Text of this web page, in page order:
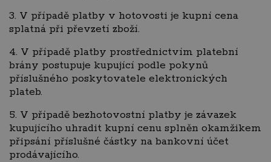
3. V případě platby v hotovosti je kupní cena
splatná při převzetí zboží.
4. V případě platby prostřednictvím platební
brány postupuje kupující podle pokynů
příslušného poskytovatele elektronických
plateb.
5. V případě bezhotovostní platby je závazek
kupujícího uhradit kupní cenu splněn okamžikem
připsání příslušné částky na bankovní účet
prodávajícího.